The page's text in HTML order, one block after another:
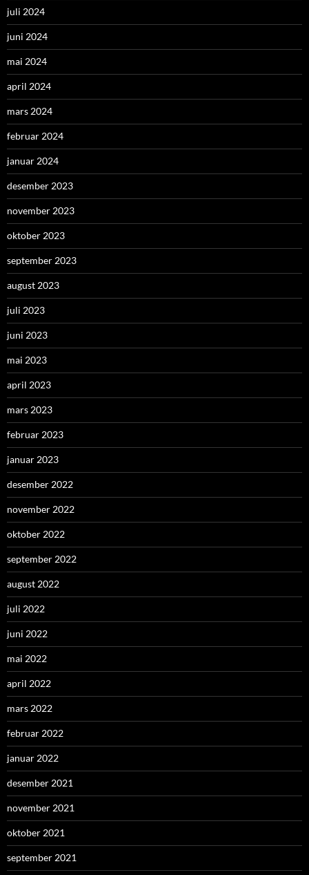
juli 2024
juni 2024
mai 2024
april 2024
mars 2024
februar 2024
januar 2024
desember 2023
november 2023
oktober 2023
september 2023
august 2023
juli 2023
juni 2023
mai 2023
april 2023
mars 2023
februar 2023
januar 2023
desember 2022
november 2022
oktober 2022
september 2022
august 2022
juli 2022
juni 2022
mai 2022
april 2022
mars 2022
februar 2022
januar 2022
desember 2021
november 2021
oktober 2021
september 2021